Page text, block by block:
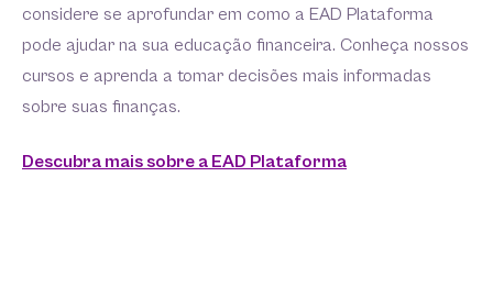
considere se aprofundar em como a EAD Plataforma
pode ajudar na sua educação financeira. Conheça nossos
cursos e aprenda a tomar decisões mais informadas
sobre suas finanças.
Descubra mais sobre a EAD Plataforma